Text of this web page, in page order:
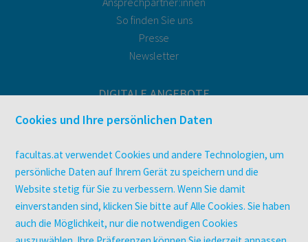
So finden Sie uns
Presse
Newsletter
DIGITALE ANGEBOTE
Überblick
utb elibrary
E-Books
facultas Club
UNTERNEHMEN
Cookies und Ihre persönlichen Daten
facultas.at verwendet Cookies und andere Technologien, um
persönliche Daten auf Ihrem Gerät zu speichern und die
Website stetig für Sie zu verbessern. Wenn Sie damit
einverstanden sind, klicken Sie bitte auf Alle Cookies. Sie haben
auch die Möglichkeit, nur die notwendigen Cookies